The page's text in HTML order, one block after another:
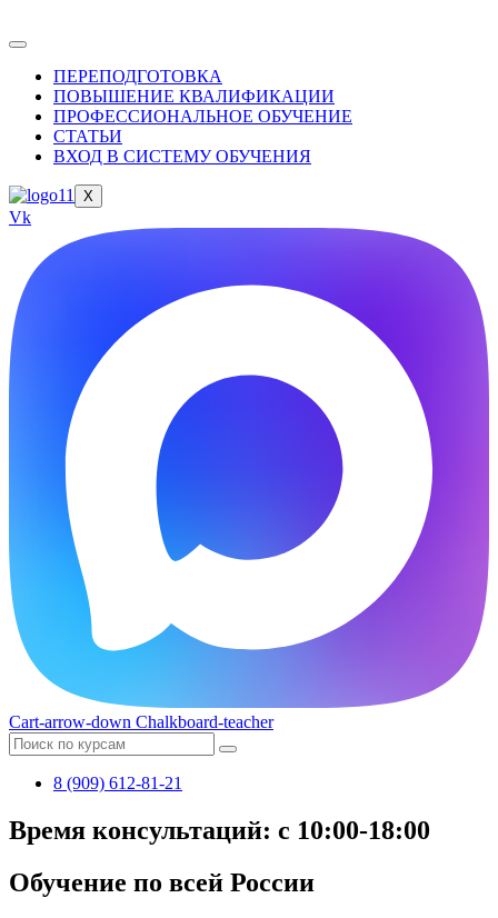
ПЕРЕПОДГОТОВКА
ПОВЫШЕНИЕ КВАЛИФИКАЦИИ
ПРОФЕССИОНАЛЬНОЕ ОБУЧЕНИЕ
СТАТЬИ
ВХОД В СИСТЕМУ ОБУЧЕНИЯ
X
Vk
Cart-arrow-down Chalkboard-teacher
8 (909) 612-81-21
Время консультаций: с 10:00-18:00
Обучение по всей России